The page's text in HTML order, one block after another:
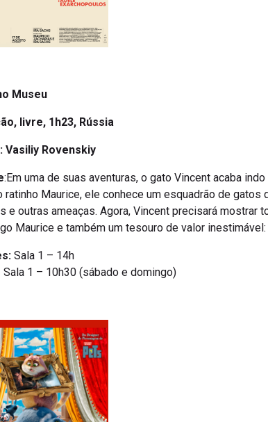
Museu
livre, 1h23, Rússia
Vasiliy Rovenskiy
:Em uma de suas aventuras, o gato Vincent acaba
ratinho Maurice, ele conhece um esquadrão de
e outras ameaças. Agora, Vincent precisará
Maurice e também um tesouro de valor inestimável:
Sala 1 – 14h
– 10h30 (sábado e domingo)